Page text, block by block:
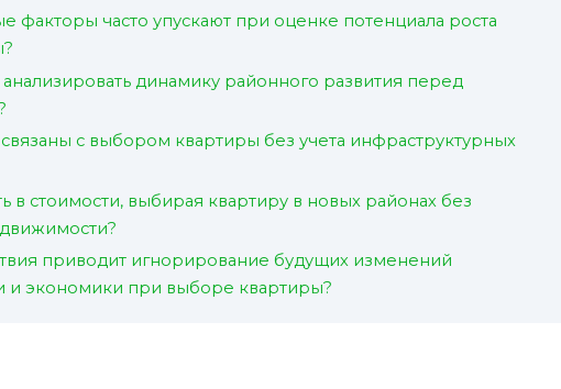
факторы часто упускают при оценке потенциала роста
динамику районного развития перед
с выбором квартиры без учета инфраструктурных
в стоимости, выбирая квартиру в новых районах без
приводит игнорирование будущих изменений
и экономики при выборе квартиры?